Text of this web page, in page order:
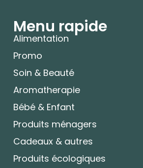
Menu rapide
Alimentation
Promo
Soin & Beauté
Aromatherapie
Bébé & Enfant
Produits ménagers
Cadeaux & autres
Produits écologiques